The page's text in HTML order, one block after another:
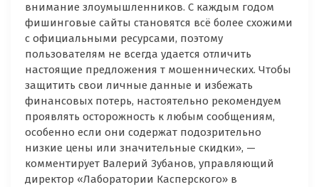
внимание злоумышленников. С каждым годом
фишинговые сайты становятся всё более схожими
с официальными ресурсами, поэтому
пользователям не всегда удается отличить
настоящие предложения т мошеннических. Чтобы
защитить свои личные данные и избежать
финансовых потерь, настоятельно рекомендуем
проявлять осторожность к любым сообщениям,
особенно если они содержат подозрительно
низкие цены или значительные скидки», —
комментирует Валерий Зубанов, управляющий
директор «Лаборатории Касперского» в